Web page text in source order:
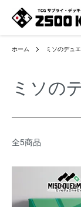
ホーム ミソのデュ
ミソの
全5商品